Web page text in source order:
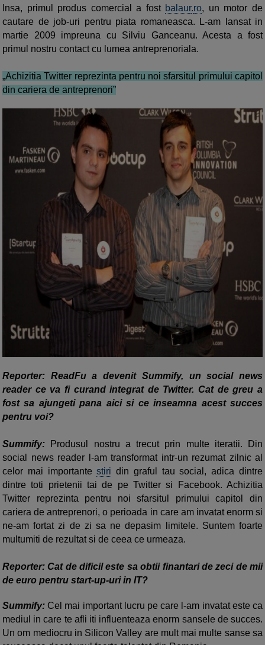
Insa, primul produs comercial a fost balaur.ro, un motor de
cautare de job-uri pentru piata romaneasca. L-am lansat in
martie 2009 impreuna cu Silviu Ganceanu. Acesta a fost
primul nostru contact cu lumea antreprenoriala.
„Achizitia Twitter reprezinta pentru noi sfarsitul primului capitol
din cariera de antreprenori”
Reporter: ReadFu a devenit Summify, un social news
reader ce va fi curand integrat de Twitter. Cat de greu a
fost sa ajungeti pana aici si ce inseamna acest succes
pentru voi?
Summify: Produsul nostru a trecut prin multe iteratii. Din
social news reader l-am transformat intr-un rezumat zilnic al
celor mai importantestiri din graful tau social, adica dintre
dintre toti prietenii tai de pe Twitter si Facebook. Achizitia
Twitter reprezinta pentru noi sfarsitul primului capitol din
cariera de antreprenori, o perioada in care am invatat enorm si
ne-am fortat zi de zi sa ne depasim limitele. Suntem foarte
multumiti de rezultat si de ceea ce urmeaza.
Reporter: Cat de dificil este sa obtii finantari de zeci de mii
de euro pentru start-up-uri in IT?
Summify: Cel mai important lucru pe care l-am invatat este ca
mediul in care te afli iti influenteaza enorm sansele de succes.
Un om mediocru in Silicon Valley are mult mai multe sanse sa